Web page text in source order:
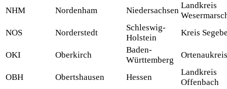
NHM Nordenham Niedersachsen
Landkreis
NOS
Norderstedt
Schleswig-
Holstein
Kreis
OKI Oberkirch
Baden-
Württemberg
Ortenaukreis
OBH Obertshausen Hessen
Landkreis
Offenbach